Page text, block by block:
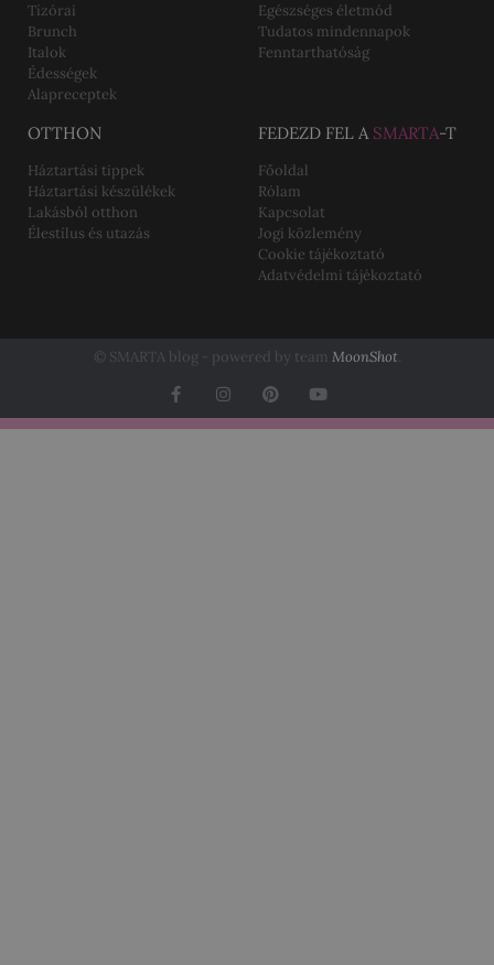
Tízórai
Brunch
Italok
Édességek
Alapreceptek
Egészséges életmód
Tudatos mindennapok
Fenntarthatóság
OTTHON
Háztartási tippek
Háztartási készülékek
Lakásból otthon
Élestílus és utazás
FEDEZD FEL A SMARTA-T
Főoldal
Rólam
Kapcsolat
Jogi közlemény
Cookie tájékoztató
Adatvédelmi tájékoztató
© SMARTA blog - powered by team MoonShot.